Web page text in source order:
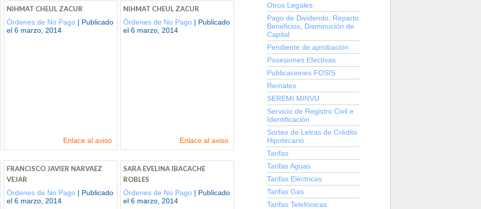
NIHMAT CHEUL ZACUR
Órdenes de No Pago | Publicado
el 6 marzo, 2014
Enlace al aviso
NIHMAT CHEUL ZACUR
Órdenes de No Pago | Publicado
el 6 marzo, 2014
Enlace al aviso
FRANCISCO JAVIER NARVAEZ
VEJAR
Órdenes de No Pago | Publicado
el 6 marzo, 2014
SARA EVELINA IBACACHE
ROBLES
Órdenes de No Pago | Publicado
el 6 marzo, 2014
Otros Legales
Pago de Dividendo, Reparto
Beneficios, Disminución de
Capital
Pendiente de aprobación
Posesiones Efectivas
Publicaciones FOSIS
Remates
SEREMI MINVU
Servicio de Registro Civil e
Identificación
Sorteo de Letras de Crédito
Hipotecario
Tarifas
Tarifas Aguas
Tarifas Eléctricas
Tarifas Gas
Tarifas Telefónicas